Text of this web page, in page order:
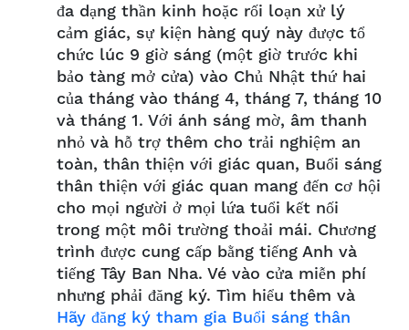
đa dạng thần kinh hoặc rối loạn xử lý
cảm giác, sự kiện hàng quý này được tổ
chức lúc 9 giờ sáng (một giờ trước khi
bảo tàng mở cửa) vào Chủ Nhật thứ hai
của tháng vào tháng 4, tháng 7, tháng 10
và tháng 1. Với ánh sáng mờ, âm thanh
nhỏ và hỗ trợ thêm cho trải nghiệm an
toàn, thân thiện với giác quan, Buổi sáng
thân thiện với giác quan mang đến cơ hội
cho mọi người ở mọi lứa tuổi kết nối
trong một môi trường thoải mái. Chương
trình được cung cấp bằng tiếng Anh và
tiếng Tây Ban Nha. Vé vào cửa miễn phí
nhưng phải đăng ký. Tìm hiểu thêm và
Hãy đăng ký tham gia Buổi sáng thân